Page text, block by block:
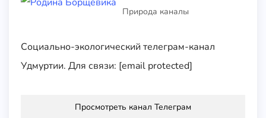
Природа каналы
Cоциально-экологический телеграм-канал
Удмуртии. Для связи: [email protected]
Просмотреть канал Телеграм